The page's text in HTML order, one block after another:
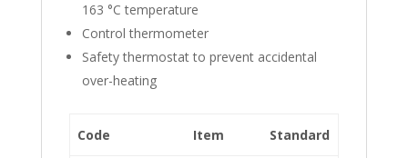
163 °C temperature
Control thermometer
Safety thermostat to prevent accidental
over-heating
Code Item Standard